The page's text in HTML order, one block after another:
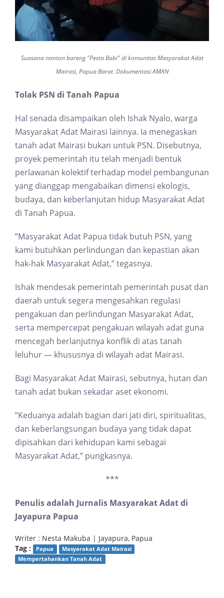
Suasana nonton bareng "Pesta Babi" di komunitas Masyarakat Adat
Mairasi, Papua Barat. Dokumentasi AMAN
Tolak PSN di Tanah Papua
Hal senada disampaikan oleh Ishak Nyalo, warga
Masyarakat Adat Mairasi lainnya. Ia menegaskan
tanah adat Mairasi bukan untuk PSN. Disebutnya,
proyek pemerintah itu telah menjadi bentuk
perlawanan kolektif terhadap model pembangunan
yang dianggap mengabaikan dimensi ekologis,
budaya, dan keberlanjutan hidup Masyarakat Adat
di Tanah Papua.
”Masyarakat Adat Papua tidak butuh PSN, yang
kami butuhkan perlindungan dan kepastian akan
hak-hak Masyarakat Adat,” tegasnya.
Ishak mendesak pemerintah pemerintah pusat dan
daerah untuk segera mengesahkan regulasi
pengakuan dan perlindungan Masyarakat Adat,
serta mempercepat pengakuan wilayah adat guna
mencegah berlanjutnya konflik di atas tanah
leluhur — khususnya di wilayah adat Mairasi.
Bagi Masyarakat Adat Mairasi, sebutnya, hutan dan
tanah adat bukan sekadar aset ekonomi.
”Keduanya adalah bagian dari jati diri, spiritualitas,
dan keberlangsungan budaya yang tidak dapat
dipisahkan dari kehidupan kami sebagai
Masyarakat Adat,” pungkasnya.
***
Penulis adalah Jurnalis Masyarakat Adat di
Jayapura Papua
Writer : Nesta Makuba | Jayapura, Papua
Tag :
Papua
Masyarakat Adat Mairasi
Mempertahankan Tanah Adat